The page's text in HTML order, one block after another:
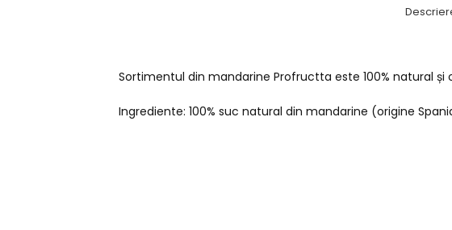
Sortimentul din mandarine Profructta este 100% natural
Ingrediente: 100% suc natural din mandarine (origine